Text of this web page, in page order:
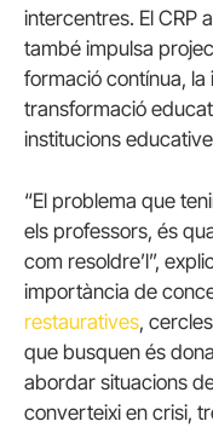
intercentres. El CRP
també impulsa
formació contínua,
transformació
institucions
“El problema que
els professors, és
com resoldre’l”,
importància de
restauratives,
que busquen és
abordar situacions
converteixi en crisi,